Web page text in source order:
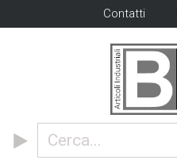
Contatti